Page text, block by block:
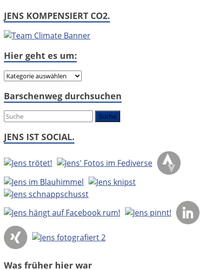
JENS KOMPENSIERT CO2.
Hier geht es um:
Hier
es
Barschenweg durchsuchen
JENS IST SOCIAL.
Was früher hier war